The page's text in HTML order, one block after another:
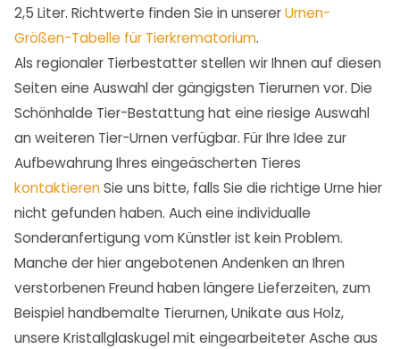
2,5 Liter. Richtwerte finden Sie in unsererUrnen-
Größen-Tabelle für Tierkrematorium.
Als regionaler Tierbestatter stellen wir Ihnen auf diesen
Seiten eine Auswahl der gängigsten Tierurnen vor. Die
Schönhalde Tier-Bestattung hat eine riesige Auswahl
an weiteren Tier-Urnen verfügbar. Für Ihre Idee zur
Aufbewahrung Ihres eingeäscherten Tieres
kontaktierenSie uns bitte, falls Sie die richtige Urne hier
nicht gefunden haben. Auch eine individualle
Sonderanfertigung vom Künstler ist kein Problem.
Manche der hier angebotenen Andenken an Ihren
verstorbenen Freund haben längere Lieferzeiten, zum
Beispiel handbemalte Tierurnen, Unikate aus Holz,
unsere Kristallglaskugel mit eingearbeiteter Asche aus